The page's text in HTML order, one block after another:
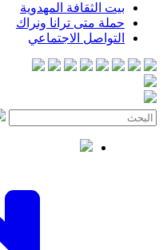
المهدوية
ترانا ونراك
الاجتماعي